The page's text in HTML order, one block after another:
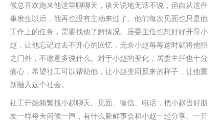
候总喜欢跑来他这里聊聊天，谈天说地无话不说，但自从这件
事发生以后，他再也没有主动来过了。他们每次见面也只是他
工作上的任务，需要找他了解情况。居委主任也想好好开导小
赵，让他忘记过去不开心的回忆，无奈小赵每每这时就将他拒
之门外，不愿意多说什么。对于小赵的变化，居委主任也十分
痛心，希望社工可以帮助他，让小赵变回原来的样子，让他重
新融入这个社会。
社工开始频繁找小赵聊天。见面、微信、电话，把小赵当好朋
友一样每天问候一声，有什么新鲜事会和小赵一起分享。一开